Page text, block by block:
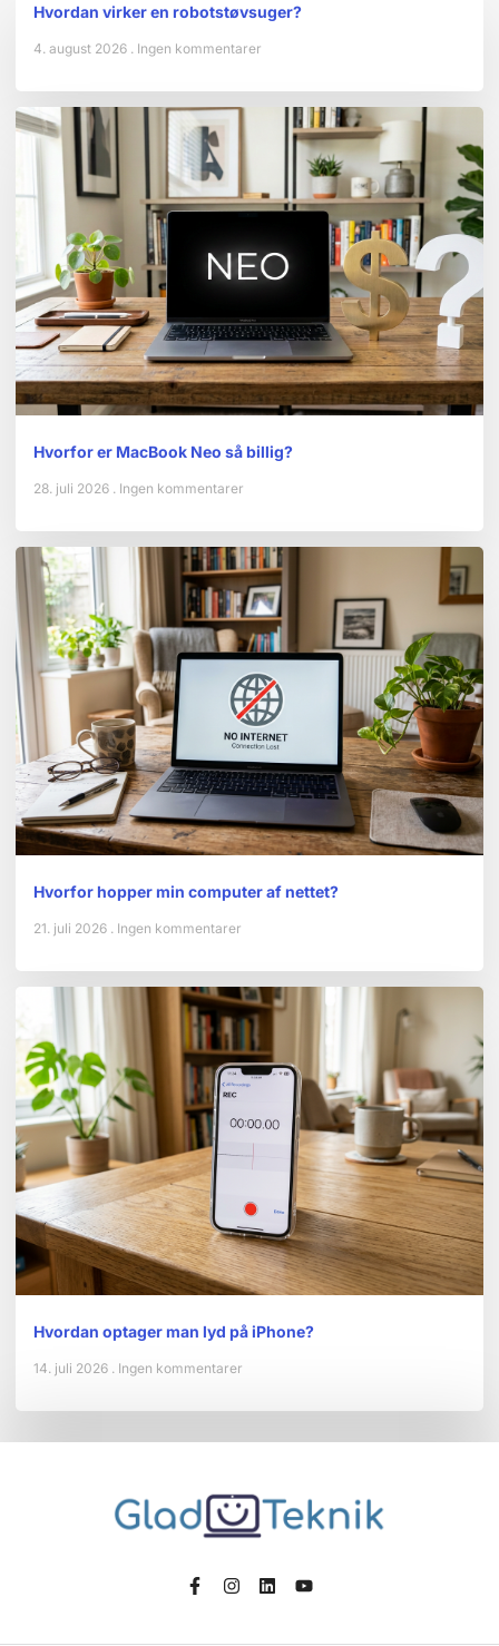
Hvordan virker en robotstøvsuger?
4. august 2026 Ingen kommentarer
Hvorfor er MacBook Neo så billig?
28. juli 2026 Ingen kommentarer
Hvorfor hopper min computer af nettet?
21. juli 2026 Ingen kommentarer
Hvordan optager man lyd på iPhone?
14. juli 2026 Ingen kommentarer